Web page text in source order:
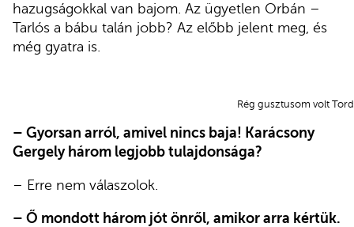
hazugságokkal van bajom. Az ügyetlen Orbán –
Tarlós a bábu talán jobb? Az előbb jelent meg, és
még gyatra is.
Rég gusztusom volt
– Gyorsan arról, amivel nincs baja! Karácsony
Gergely három legjobb tulajdonsága?
– Erre nem válaszolok.
– Ő mondott három jót önről, amikor arra kértük.